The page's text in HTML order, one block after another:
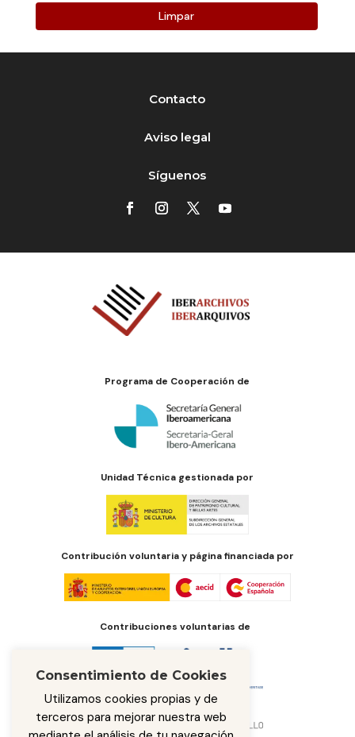
Limpar
Contacto
Aviso legal
Síguenos
Programa de Cooperación de
Unidad Técnica gestionada por
Contribución voluntaria y página financiada por
Contribuciones voluntarias de
Consentimiento de Cookies
Utilizamos cookies propias y de
terceros para mejorar nuestra web